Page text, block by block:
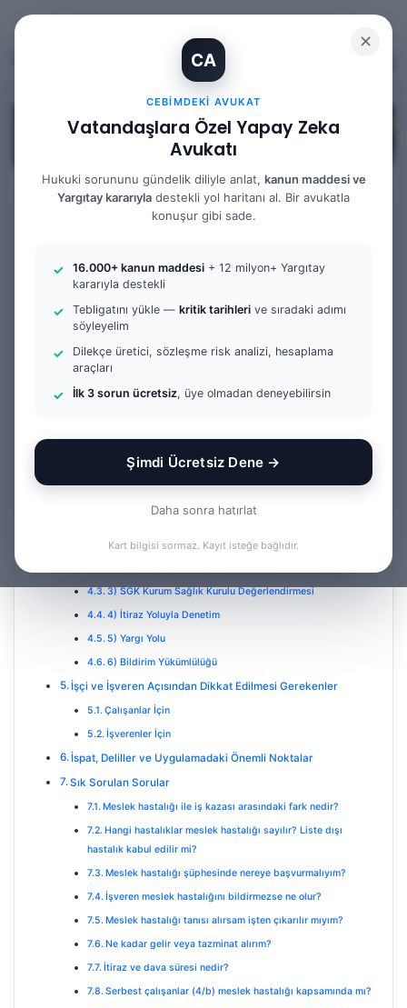
✕
CA
CEBIMDEKI AVUKAT
Vatandaşlara Özel Yapay Zeka
Avukatı
Hukuki sorununu gündelik diliyle anlat, kanun maddesi ve
Yargıtay kararıyla destekli yol haritanı al. Bir avukatla
konuşur gibi sade.
16.000+ kanun maddesi + 12 milyon+ Yargıtay
kararıyla destekli
Tebligatını yükle — kritik tarihleri ve sıradaki adımı
söyleyelim
Dilekçe üretici, sözleşme risk analizi, hesaplama
araçları
İlk 3 sorun ücretsiz, üye olmadan deneyebilirsin
Şimdi Ücretsiz Dene →
Daha sonra hatırlat
Kart bilgisi sormaz. Kayıt isteğe bağlıdır.
Bilgi Bankası/İş Hukuku /Meslek Hastalığı Nasıl
İş Hukuku
Meslek Hastalığı Nasıl
Tespit Edilir
76 6 dakika okuma süresi
İçindekiler
Hukuki Tanım: Meslek Hastalığı Nedir?
1) İlk Şüphe ve Başvuru
3) SGK Kurum Sağlık Kurulu Değerlendirmesi
4) İtiraz Yoluyla Denetim
5) Yargı Yolu
6) Bildirim Yükümlülüğü
İşçi ve İşveren Açısından Dikkat Edilmesi Gerekenler
Çalışanlar İçin
İşverenler İçin
İspat, Deliller ve Uygulamadaki Önemli Noktalar
Sık Sorulan Sorular
Meslek hastalığı ile iş kazası arasındaki fark nedir?
Hangi hastalıklar meslek hastalığı sayılır? Liste dışı
hastalık kabul edilir mi?
Meslek hastalığı şüphesinde nereye başvurmalıyım?
İşveren meslek hastalığını bildirmezse ne olur?
Meslek hastalığı tanısı alırsam işten çıkarılır mıyım?
Ne kadar gelir veya tazminat alırım?
İtiraz ve dava süresi nedir?
Serbest çalışanlar (4/b) meslek hastalığı kapsamında mı?